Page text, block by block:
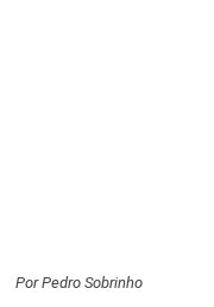
Por Pedro Sobrinho